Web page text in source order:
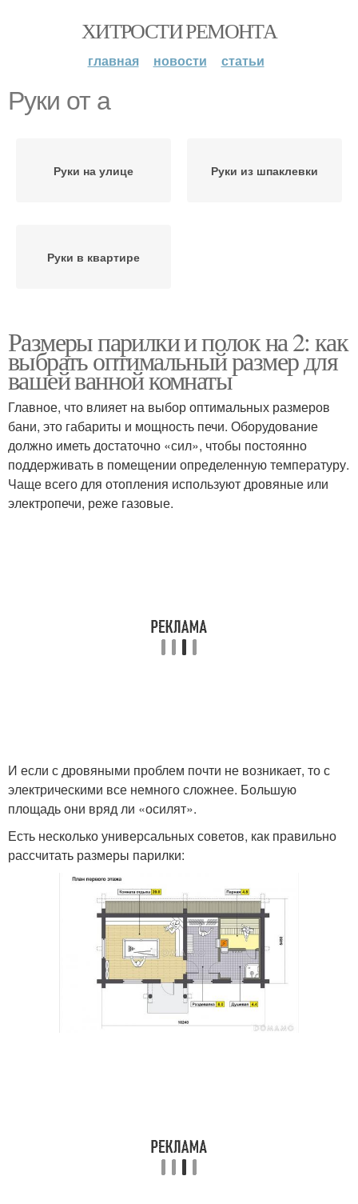
ХИТРОСТИ РЕМОНТА
главная новости статьи
Руки от а
Руки на улице Руки из шпаклевки
Руки в квартире
Размеры парилки и полок на 2: как
выбрать оптимальный размер для
вашей ванной комнаты
Главное, что влияет на выбор оптимальных размеров
бани, это габариты и мощность печи. Оборудование
должно иметь достаточно «сил», чтобы постоянно
поддерживать в помещении определенную температуру.
Чаще всего для отопления используют дровяные или
электропечи, реже газовые.
И если с дровяными проблем почти не возникает, то с
электрическими все немного сложнее. Большую
площадь они вряд ли «осилят».
Есть несколько универсальных советов, как правильно
рассчитать размеры парилки: